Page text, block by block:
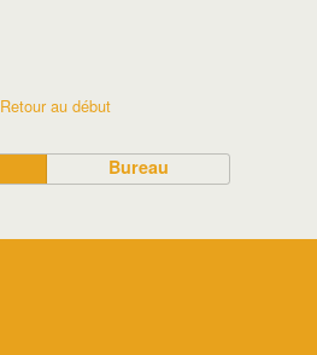
Retour au début
Bureau